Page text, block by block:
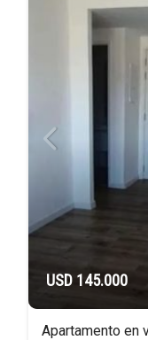
USD 145.000
Apartamento en